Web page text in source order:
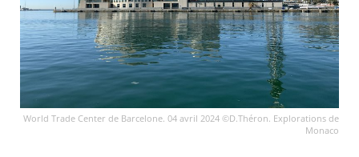
World Trade Center de Barcelone. 04 avril 2024 ©D.Théron. Explorations de
Monaco